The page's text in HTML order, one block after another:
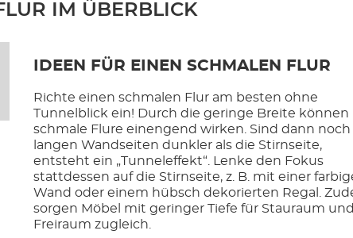
IM ÜBERBLICK
IDEEN FÜR EINEN SCHMALEN FLUR
Richte einen schmalen Flur am besten ohne
Tunnelblick ein! Durch die geringe Breite können
schmale Flure einengend wirken. Sind dann noch
langen Wandseiten dunkler als die Stirnseite,
entsteht ein „Tunneleffekt“. Lenke den Fokus
stattdessen auf die Stirnseite, z. B. mit einer
Wand oder einem hübsch dekorierten Regal.
sorgen Möbel mit geringer Tiefe für Stauraum und
Freiraum zugleich.